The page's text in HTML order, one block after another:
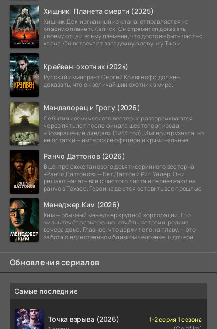
Хищник: Планета смерти (2025)
Хищник Дек, изгнанный из клана, отправляется на
опасную планету Калиск. Он стремится доказать
своему отцу и всему племени, что достоин быть частью
клана. Он встречает загадочную девушку Тию и
Крейвен-охотник (2024)
Русский иммигрант Сергей Кравинофф должен
доказать, что он величайший охотник в мире.
Мандалорец и Грогу (2026)
События космического вестерна разворачиваются
через пять лет после финала шестого эпизода —
«Возвращение джедая» (1983 год). Империя рухнула, но
её остатки — имперские офицеры и криминальные
Ранчо Даттонов (2026)
В центре сюжета нового девятисерийного вестерна
«Ранчо Даттонов» — Бет Даттон и Рип Уилер. Они
решают начать всё с чистого листа и переезжают на
ранчо в Техасе. Герои надеются оставить все прошлые
Менеджер Ким (2026)
Ким — обычный менеджер крупной корпорации. Его
жизнь течёт размеренно: отчёты, встречи, редкие
вечера дома. Главное, что держит его на плаву, — это
забота о единственном близком человеке, о дочери.
Обновления сериалов
Самые последние
Точка взрыва (2026)
1-2 серия 1 сезона